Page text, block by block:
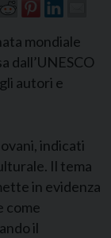
mondiale
dall’UNESCO
autori e
indicati
Il tema
in evidenza
come
il